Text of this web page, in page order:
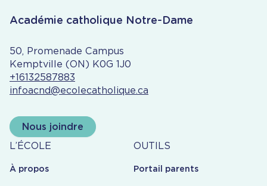
Formation systémique pour les éducatrices et
Académie catholique Notre-Dame
50, Promenade Campus
Kemptville (ON) K0G 1J0
+16132587883
infoacnd@ecolecatholique.ca
Nous joindre
À
propos
L’ÉCOLE
À propos
Outils
OUTILS
Portail parents